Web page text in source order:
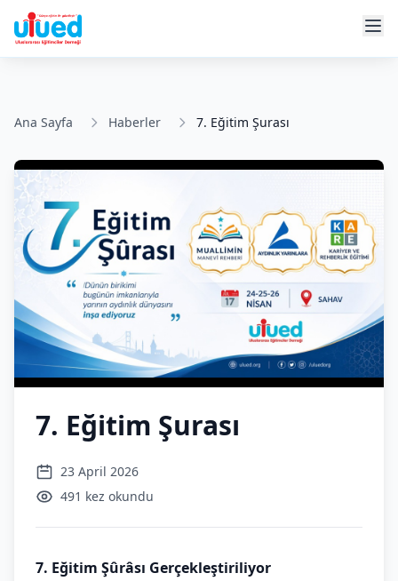
Ana Sayfa Haberler 7. Eğitim Şurası
7. Eğitim Şurası
23 April 2026
491 kez okundu
7. Eğitim Şûrâsı Gerçekleştiriliyor